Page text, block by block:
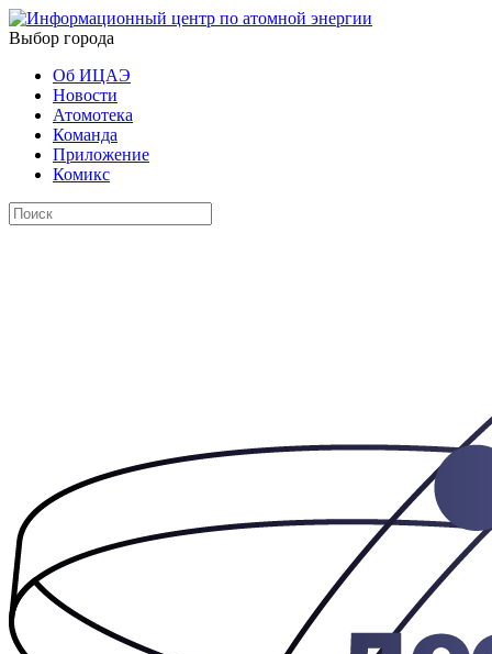
Выбор города
Об ИЦАЭ
Новости
Атомотека
Команда
Приложение
Комикс